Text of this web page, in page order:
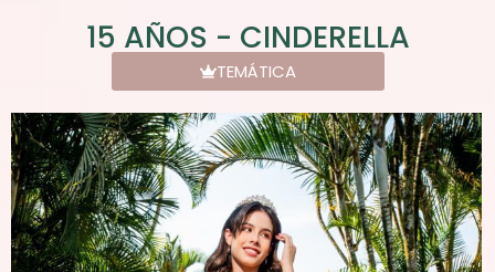
15 AÑOS - CINDERELLA
TEMÁTICA